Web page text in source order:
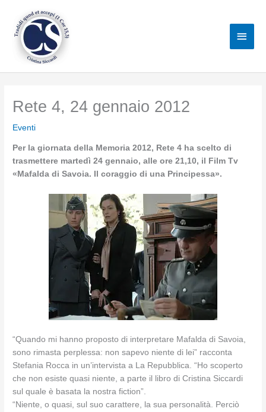
contenuto
Rete 4, 24 gennaio 2012
Eventi
Per la giornata della Memoria 2012, Rete 4 ha scelto di
trasmettere martedì 24 gennaio, alle ore 21,10, il Film Tv
«Mafalda di Savoia. Il coraggio di una Principessa».
“Quando mi hanno proposto di interpretare Mafalda di Savoia,
sono rimasta perplessa: non sapevo niente di lei” racconta
Stefania Rocca in un’intervista a La Repubblica. “Ho scoperto
che non esiste quasi niente, a parte il libro di Cristina Siccardi
sul quale è basata la nostra fiction”.
“Niente, o quasi, sul suo carattere, la sua personalità. Perciò